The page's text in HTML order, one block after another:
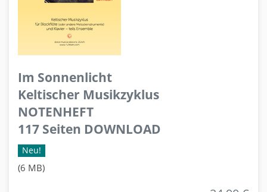
Im Sonnenlicht
Keltischer Musikzyklus
NOTENHEFT
117 Seiten DOWNLOAD
Neu!
(6 MB)